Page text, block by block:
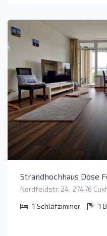
Strandhochhaus Döse
Nordfeldstr. 24, 27476
1 Schlafzimmer 1